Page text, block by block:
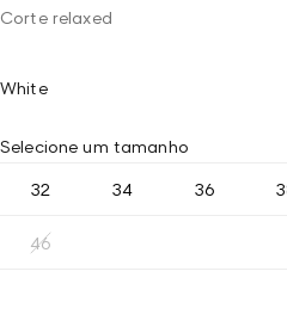
Corte relaxed
White
Selecione um tamanho
32 34 36
46